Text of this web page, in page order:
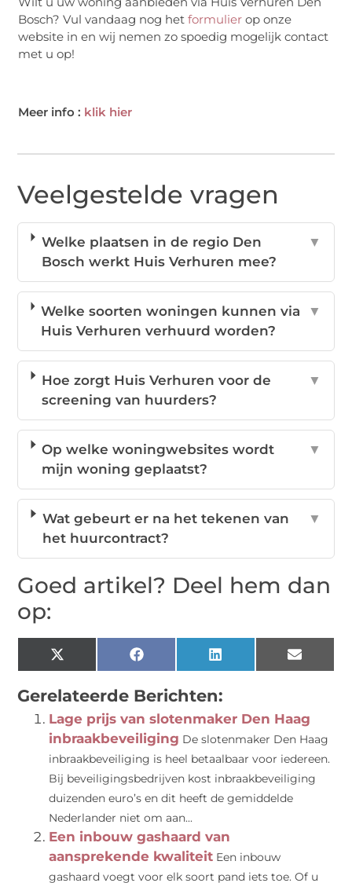
Bosch? Vul vandaag nog hetformulierop onze
website in en wij nemen zo spoedig mogelijk contact
met u op!
Meer info : klik hier
Veelgestelde vragen
Welke plaatsen in de regio Den
Bosch werkt Huis Verhuren mee?
▼
Welke soorten woningen kunnen via
Huis Verhuren verhuurd worden?
▼
Hoe zorgt Huis Verhuren voor de
screening van huurders?
▼
Op welke woningwebsites wordt
mijn woning geplaatst?
▼
Wat gebeurt er na het tekenen van
het huurcontract?
▼
Goed artikel? Deel hem dan
op:
X
(Twitter)
Facebook LinkedIn Email
Gerelateerde Berichten:
Lage prijs van slotenmaker Den Haag
inbraakbeveiliging De slotenmaker Den Haag
inbraakbeveiliging is heel betaalbaar voor iedereen.
Bij beveiligingsbedrijven kost inbraakbeveiliging
duizenden euro’s en dit heeft de gemiddelde
Nederlander niet om aan...
Een inbouw gashaard van
aansprekende kwaliteit Een inbouw
gashaard voegt voor elk soort pand iets toe. Of u